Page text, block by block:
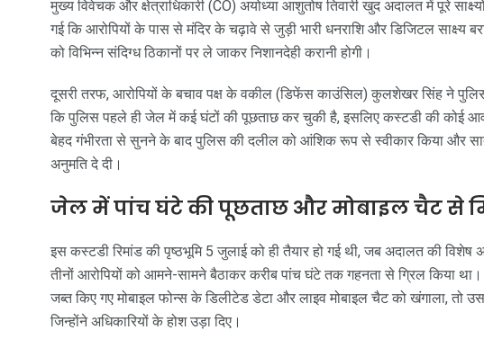
मुख्य विवेचक और क्षेत्राधिकारी (CO) अयोध्या आशुतोष तिवारी खुद अदालत में पूरे
गई कि आरोपियों के पास से मंदिर के चढ़ावे से जुड़ी भारी धनराशि और डिजिटल साक्ष्य
को विभिन्न संदिग्ध ठिकानों पर ले जाकर निशानदेही करानी होगी।
दूसरी तरफ, आरोपियों के बचाव पक्ष के वकील (डिफेंस काउंसिल) कुलशेखर सिंह ने पुलिस
कि पुलिस पहले ही जेल में कई घंटों की पूछताछ कर चुकी है, इसलिए कस्टडी की कोई
बेहद गंभीरता से सुनने के बाद पुलिस की दलील को आंशिक रूप से स्वीकार किया और
अनुमति दे दी।
जेल में पांच घंटे की पूछताछ और मोबाइल चैट से
इस कस्टडी रिमांड की पृष्ठभूमि 5 जुलाई को ही तैयार हो गई थी, जब अदालत की
तीनों आरोपियों को आमने-सामने बैठाकर करीब पांच घंटे तक गहनता से ग्रिल किया
जब्त किए गए मोबाइल फोन्स के डिलीटेड डेटा और लाइव मोबाइल चैट को खंगाला,
जिन्होंने अधिकारियों के होश उड़ा दिए।